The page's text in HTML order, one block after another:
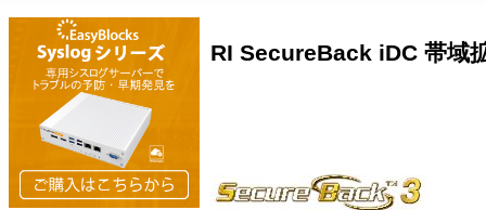
RI SecureBack iDC 帯域